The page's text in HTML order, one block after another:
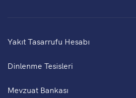
Yakıt Tasarrufu Hesabı
Dinlenme Tesisleri
Mevzuat Bankası